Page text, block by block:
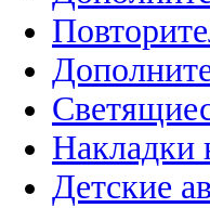
Накладки
Детские